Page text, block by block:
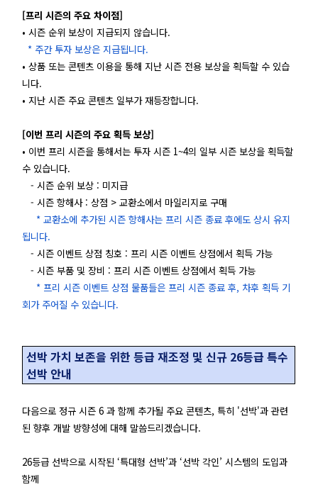
[프리 시즌의 주요 차이점]
• 시즌 순위 보상이 지급되지 않습니다.
* 주간 투자 보상은 지급됩니다.
• 상품 또는 콘텐츠 이용을 통해 지난 시즌 전용 보상을 획득할 수 있습
니다.
• 지난 시즌 주요 콘텐츠 일부가 재등장합니다.
[이번 프리 시즌의 주요 획득 보상]
• 이번 프리 시즌을 통해서는 투자 시즌 1~4의 일부 시즌 보상을 획득할
수 있습니다.
- 시즌 순위 보상 : 미지급
- 시즌 항해사 : 상점 > 교환소에서 마일리지로 구매
* 교환소에 추가된 시즌 항해사는 프리 시즌 종료 후에도 상시 유지
됩니다.
- 시즌 이벤트 상점 칭호 : 프리 시즌 이벤트 상점에서 획득 가능
- 시즌 부품 및 장비 : 프리 시즌 이벤트 상점에서 획득 가능
* 프리 시즌 이벤트 상점 물품들은 프리 시즌 종료 후, 차후 획득 기
회가 주어질 수 있습니다.
선박 가치 보존을 위한 등급 재조정 및 신규 26등급 특수
선박 안내
다음으로 정규 시즌 6 과 함께 추가될 주요 콘텐츠, 특히 '선박'과 관련
된 향후 개발 방향성에 대해 말씀드리겠습니다.
26등급 선박으로 시작된 ‘특대형 선박’과 ‘선박 각인’ 시스템의 도입과
함께